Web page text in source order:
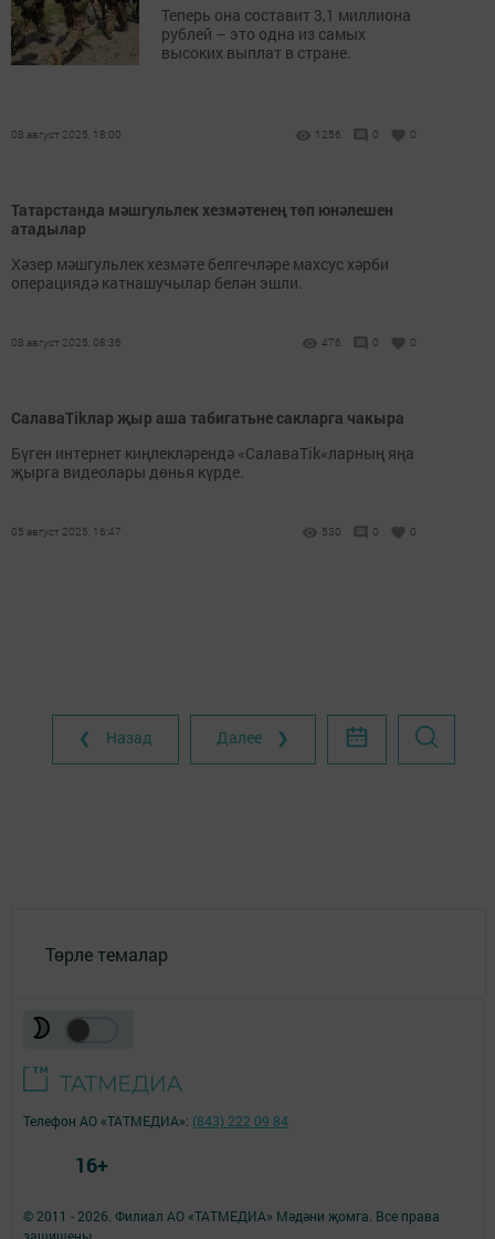
Теперь она составит 3,1 миллиона
рублей – это одна из самых
высоких выплат в стране.
08 август 2025, 18:00 1256 0 0
Татарстанда мәшгульлек хезмәтенең төп юнәлешен
атадылар
Хәзер мәшгульлек хезмәте белгечләре махсус хәрби
операциядә катнашучылар белән эшли.
08 август 2025, 08:36 476 0 0
СалаваTikлар җыр аша табигатьне сакларга чакыра
Бүген интернет киңлекләрендә «СалаваTik«ларның яңа
җырга видеолары дөнья күрде.
05 август 2025, 16:47 530 0 0
❮ Назад Далее ❯
Төрле темалар
© 2011 - 2026. Филиал АО «ТАТМЕДИА» Мәдәни җомга. Все права
защищены.
Телефон АО «ТАТМЕДИА»: (843) 222 09 84
16+